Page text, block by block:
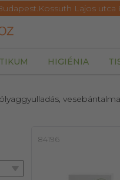
Lajos utca
HIGIÉNIA
84196